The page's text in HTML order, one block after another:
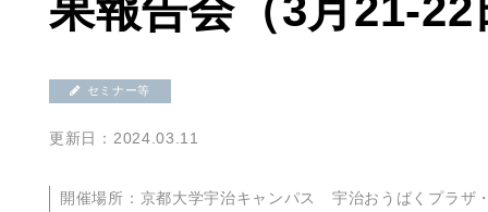
果報告会（3月21-
セミナー等
更新日：2024.03.11
開催場所：京都大学宇治キャンパス 宇治おうばくプラザ